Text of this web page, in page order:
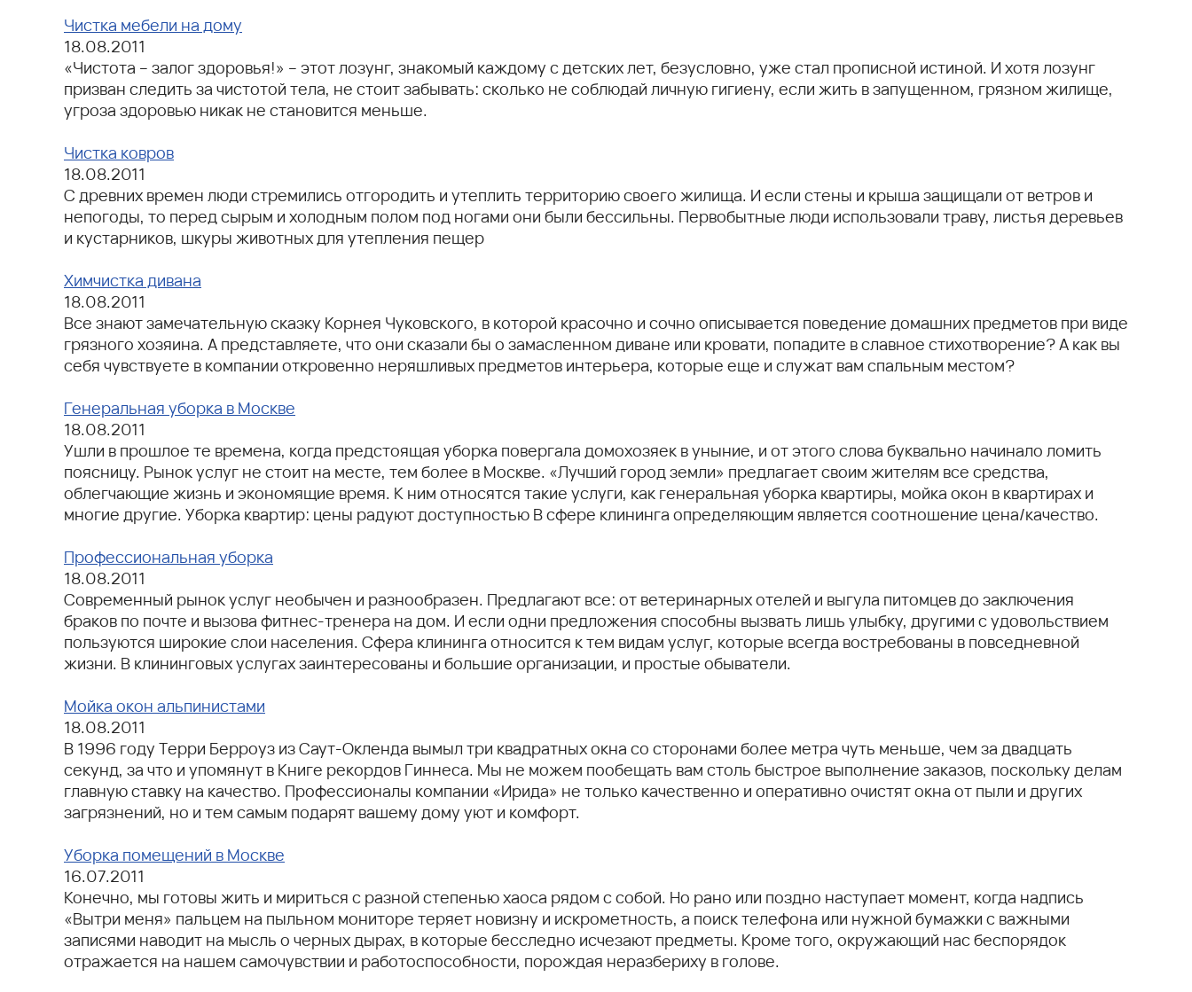
Чистка мебели на дому
18.08.2011
«Чистота – залог здоровья!» – этот лозунг, знакомый каждому с детских лет, безусловно, уже стал прописной истиной. И хотя лозунг
призван следить за чистотой тела, не стоит забывать: сколько не соблюдай личную гигиену, если жить в запущенном, грязном жилище,
угроза здоровью никак не становится меньше.
Чистка ковров
18.08.2011
С древних времен люди стремились отгородить и утеплить территорию своего жилища. И если стены и крыша защищали от ветров и
непогоды, то перед сырым и холодным полом под ногами они были бессильны. Первобытные люди использовали траву, листья деревьев
и кустарников, шкуры животных для утепления пещер
Химчистка дивана
18.08.2011
Все знают замечательную сказку Корнея Чуковского, в которой красочно и сочно описывается поведение домашних предметов при виде
грязного хозяина. А представляете, что они сказали бы о замасленном диване или кровати, попадите в славное стихотворение? А как вы
себя чувствуете в компании откровенно неряшливых предметов интерьера, которые еще и служат вам спальным местом?
Генеральная уборка в Москве
18.08.2011
Ушли в прошлое те времена, когда предстоящая уборка повергала домохозяек в уныние, и от этого слова буквально начинало ломить
поясницу. Рынок услуг не стоит на месте, тем более в Москве. «Лучший город земли» предлагает своим жителям все средства,
облегчающие жизнь и экономящие время. К ним относятся такие услуги, как генеральная уборка квартиры, мойка окон в квартирах и
многие другие. Уборка квартир: цены радуют доступностью В сфере клининга определяющим является соотношение цена/качество.
Профессиональная уборка
18.08.2011
Современный рынок услуг необычен и разнообразен. Предлагают все: от ветеринарных отелей и выгула питомцев до заключения
браков по почте и вызова фитнес-тренера на дом. И если одни предложения способны вызвать лишь улыбку, другими с удовольствием
пользуются широкие слои населения. Сфера клининга относится к тем видам услуг, которые всегда востребованы в повседневной
жизни. В клининговых услугах заинтересованы и большие организации, и простые обыватели.
Мойка окон альпинистами
18.08.2011
В 1996 году Терри Берроуз из Саут-Окленда вымыл три квадратных окна со сторонами более метра чуть меньше, чем за двадцать
секунд, за что и упомянут в Книге рекордов Гиннеса. Мы не можем пообещать вам столь быстрое выполнение заказов, поскольку делам
главную ставку на качество. Профессионалы компании «Ирида» не только качественно и оперативно очистят окна от пыли и других
загрязнений, но и тем самым подарят вашему дому уют и комфорт.
Уборка помещений в Москве
16.07.2011
Конечно, мы готовы жить и мириться с разной степенью хаоса рядом с собой. Но рано или поздно наступает момент, когда надпись
«Вытри меня» пальцем на пыльном мониторе теряет новизну и искрометность, а поиск телефона или нужной бумажки с важными
записями наводит на мысль о черных дырах, в которые бесследно исчезают предметы. Кроме того, окружающий нас беспорядок
отражается на нашем самочувствии и работоспособности, порождая неразбериху в голове.